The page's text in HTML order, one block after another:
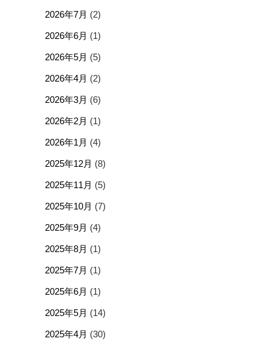
2026年7月 (2)
2026年6月 (1)
2026年5月 (5)
2026年4月 (2)
2026年3月 (6)
2026年2月 (1)
2026年1月 (4)
2025年12月 (8)
2025年11月 (5)
2025年10月 (7)
2025年9月 (4)
2025年8月 (1)
2025年7月 (1)
2025年6月 (1)
2025年5月 (14)
2025年4月 (30)